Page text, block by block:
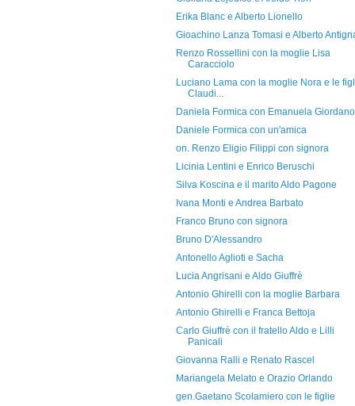
Erika Blanc e Alberto Lionello
Gioachino Lanza Tomasi e Alberto
Renzo Rossellini con la moglie Lisa
Caracciolo
Luciano Lama con la moglie Nora e le
Claudi...
Daniela Formica con Emanuela Giordano
Daniele Formica con un'amica
on. Renzo Eligio Filippi con signora
Licinia Lentini e Enrico Beruschi
Silva Koscina e il marito Aldo Pagone
Ivana Monti e Andrea Barbato
Franco Bruno con signora
Bruno D'Alessandro
Antonello Aglioti e Sacha
Lucia Angrisani e Aldo Giuffrè
Antonio Ghirelli con la moglie Barbara
Antonio Ghirelli e Franca Bettoja
Carlo Giuffrè con il fratello Aldo e Lilli
Panicali
Giovanna Ralli e Renato Rascel
Mariangela Melato e Orazio Orlando
gen.Gaetano Scolamiero con le figlie